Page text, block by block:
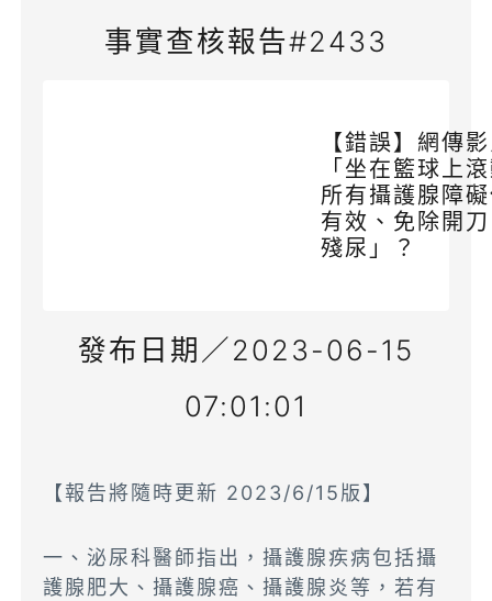
事實查核報告#2433
【錯誤】網傳
「坐在籃球上
所有攝護腺障
有效、免除開
殘尿」？
發布日期／2023-06-15
07:01:01
【報告將隨時更新 2023/6/15版】
一、泌尿科醫師指出，攝護腺疾病包括攝
護腺肥大、攝護腺癌、攝護腺炎等，若有